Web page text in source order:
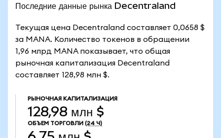
Последние данные рынка Decentraland
Текущая цена Decentraland составляет 0,0658 $
за MANA. Количество токенов в обращении
1,96 млрд MANA показывает, что общая
рыночная капитализация Decentraland
составляет 128,98 млн $.
РЫНОЧНАЯ КАПИТАЛИЗАЦИЯ
128,98 млн $
ОБЪЕМ ТОРГОВЛИ (24 Ч)